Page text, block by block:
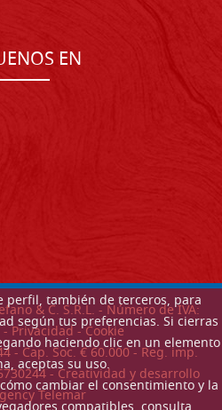
perfil, también de terceros, para
según tus preferencias. Si cierras
haciendo clic en un elemento
aceptas su uso.
cambiar el consentimiento y la
EN
& C. S.R.L. - Número de IVA:
-Privacidad-Cookie
- Cap. Soc. € 60.000 - Reg. imp.
- Creatividad y desarrollo
Telemar